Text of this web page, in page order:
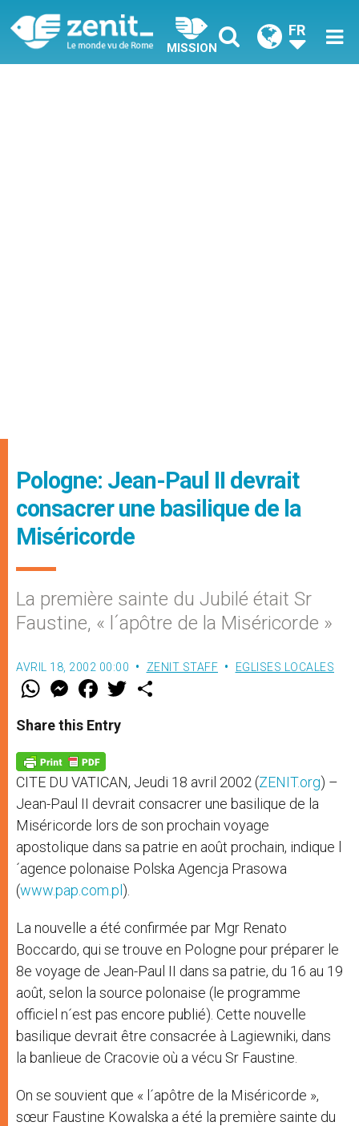
MISSION
FR
Pologne: Jean-Paul II devrait
consacrer une basilique de la
Miséricorde
La première sainte du Jubilé était Sr
Faustine, « l´apôtre de la Miséricorde »
AVRIL 18, 2002 00:00 ZENIT STAFF EGLISES LOCALES
W
t
s
p
p
M
e
s
e
g
e
r
F
a
e
b
o
k
w
Share this Entry
CITE DU VATICAN, Jeudi 18 avril 2002 (ZENIT.org) –
Jean-Paul II devrait consacrer une basilique de la
Miséricorde lors de son prochain voyage
apostolique dans sa patrie en août prochain, indique l
´agence polonaise Polska Agencja Prasowa
(www.pap.com.pl ).
La nouvelle a été confirmée par Mgr Renato
Boccardo, qui se trouve en Pologne pour préparer le
8e voyage de Jean-Paul II dans sa patrie, du 16 au 19
août, selon la source polonaise (le programme
officiel n´est pas encore publié). Cette nouvelle
basilique devrait être consacrée à Lagiewniki, dans
la banlieue de Cracovie où a vécu Sr Faustine.
On se souvient que « l´apôtre de la Miséricorde »,
sœur Faustine Kowalska a été la première sainte du